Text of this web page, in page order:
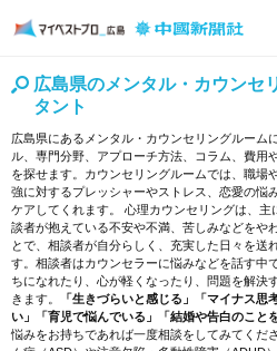
広島県のメンタル・カウンセ
タント
広島県にあるメンタル・カウンセリングルーム
ル、専門分野、アプローチ方法、コラム、費用
を探せます。カウンセリングルームでは、職場
強に対するプレッシャーやストレス、恋愛の悩
ケアしてくれます。 心理カウンセリングは、
談者が抱えている不安や不満、苦しみなどをや
とで、相談者が自分らしく、充実した日々を送
す。相談者はカウンセラーに悩みなどを話す中
ちになれたり、心が軽くなったり、問題を解決
きます。
「生きづらいと感じる」「マイナス
い」「育児で悩んでいる」「結婚や告白のこと
悩みをお持ちであれば一度相談をしてみてくだ